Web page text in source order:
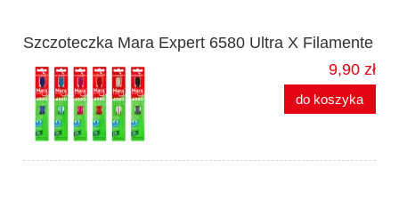
Szczoteczka Mara Expert 6580 Ultra X Filamente
9,90 zł
do koszyka